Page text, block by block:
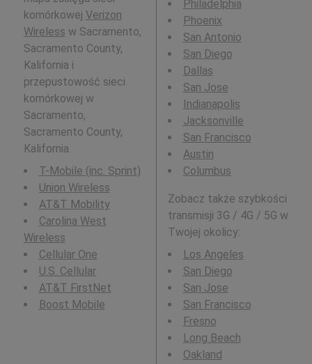
komórkowej Verizon
Wireless w Sacramento,
Sacramento County,
Kalifornia i
przepustowość sieci
komórkowej w
Sacramento,
Sacramento County,
Kalifornia.
T-Mobile (inc. Sprint)
Union Wireless
AT&T Mobility
Carolina West
Wireless
Cellular One
U.S. Cellular
AT&T FirstNet
Boost Mobile
Philadelphia
Phoenix
San Antonio
San Diego
Dallas
San Jose
Indianapolis
Jacksonville
San Francisco
Austin
Columbus
Zobacz także szybkości
transmisji 3G / 4G / 5G w
Twojej okolicy:
Los Angeles
San Diego
San Jose
San Francisco
Fresno
Long Beach
Oakland